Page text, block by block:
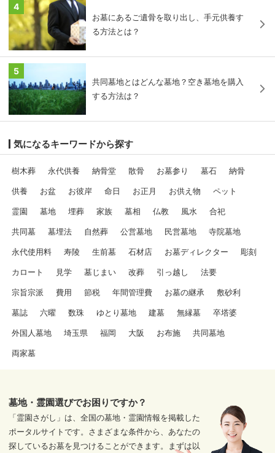
4
お墓にあるご遺骨を取り出し、手元供養す
る方法とは？
5
共同墓地とはどんな墓地？空き墓地を購入
する方法は？
気になるキーワードから探す
樹木葬 永代供養 納骨堂 散骨 お墓参り 墓石 納骨
供養 お盆 お彼岸 命日 お正月 お供え物 ペット
霊園 墓地 埋葬 家族 墓相 仏教 風水 合祀
共同墓 墓埋法 自然葬 公営墓地 民営墓地 寺院墓地
永代使用料 寿陵 生前墓 石材店 お墓ディレクター 彫刻
カロート 見学 墓じまい 改葬 引っ越し 法要
宗旨宗派 費用 節税 年間管理費 お墓の継承 敷砂利
墓誌 六曜 数珠 ゆとり墓地 建墓 無縁墓 卒塔婆
外国人墓地 埼玉県 福岡 大阪 お布施 共同墓地
両家墓
墓地・霊園選びでお困りですか？
「霊園さがし」は、全国の墓地・霊園情報を掲載した
ポータルサイトです。さまざまな条件から、あなたの
探しているお墓を見つけることができます。まずは以